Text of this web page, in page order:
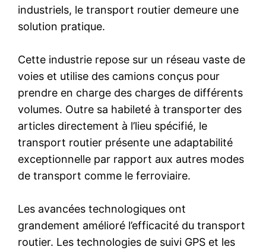
industriels, le transport routier demeure une
solution pratique.
Cette industrie repose sur un réseau vaste de
voies et utilise des camions conçus pour
prendre en charge des charges de différents
volumes. Outre sa habileté à transporter des
articles directement à l’lieu spécifié, le
transport routier présente une adaptabilité
exceptionnelle par rapport aux autres modes
de transport comme le ferroviaire.
Les avancées technologiques ont
grandement amélioré l’efficacité du transport
routier. Les technologies de suivi GPS et les